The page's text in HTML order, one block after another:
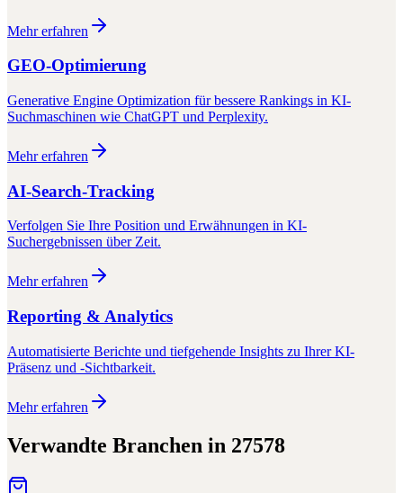
Mehr erfahren
GEO-Optimierung
Generative Engine Optimization für bessere Rankings in KI-
Suchmaschinen wie ChatGPT und Perplexity.
Mehr erfahren
AI-Search-Tracking
Verfolgen Sie Ihre Position und Erwähnungen in KI-
Suchergebnissen über Zeit.
Mehr erfahren
Reporting & Analytics
Automatisierte Berichte und tiefgehende Insights zu Ihrer KI-
Präsenz und -Sichtbarkeit.
Mehr erfahren
Verwandte Branchen in 27578